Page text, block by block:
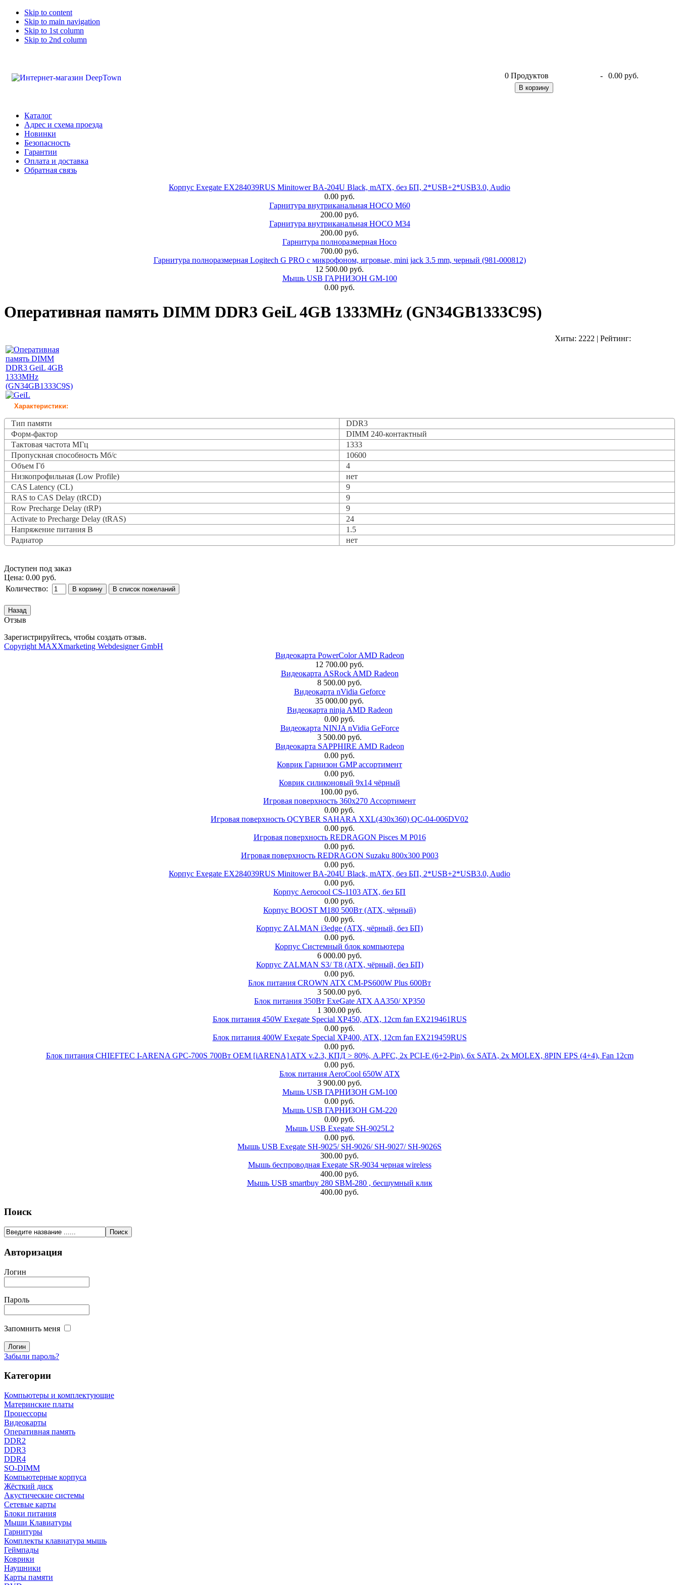
Skip to content
Skip to main navigation
Skip to 1st column
Skip to 2nd column
0 Продуктов - 0.00 руб.
В корзину
Каталог
Адрес и схема проезда
Новинки
Безопасность
Гарантии
Оплата и доставка
Обратная связь
Корпус Exegate EX284039RUS Minitower BA-204U Black, mATX, без БП, 2*USB+2*USB3.0, Audio
0.00 руб.
Гарнитура внутриканальная HOCO M60
200.00 руб.
Гарнитура внутриканальная HOCO M34
200.00 руб.
Гарнитура полноразмерная Hoco
700.00 руб.
Гарнитура полноразмерная Logitech G PRO с микрофоном, игровые, mini jack 3.5 mm, черный (981-000812)
12 500.00 руб.
Мышь USB ГАРНИЗОН GM-100
0.00 руб.
Оперативная память DIMM DDR3 GeiL 4GB 1333MHz (GN34GB1333C9S)
Хиты: 2222 | Рейтинг:
Характеристики:
Тип памяти
DDR3
Форм-фактор
DIMM 240-контактный
Тактовая частота МГц
1333
Пропускная способность Мб/с
10600
Объем Гб
4
Низкопрофильная (Low Profile)
нет
CAS Latency (CL)
9
RAS to CAS Delay (tRCD)
9
Row Precharge Delay (tRP)
9
Activate to Precharge Delay (tRAS)
24
Напряжение питания В
1.5
Радиатор
нет
Доступен под заказ
Цена: 0.00 руб.
Количество:
Отзыв
Зарегистрируйтесь, чтобы создать отзыв.
Copyright MAXXmarketing Webdesigner GmbH
Видеокарта PowerColor AMD Radeon
12 700.00 руб.
Видеокарта ASRock AMD Radeon
8 500.00 руб.
Видеокарта nVidia Geforce
35 000.00 руб.
Видеокарта ninja AMD Radeon
0.00 руб.
Видеокарта NINJA nVidia GeForce
3 500.00 руб.
Видеокарта SAPPHIRE AMD Radeon
0.00 руб.
Коврик Гарнизон GMP ассортимент
0.00 руб.
Коврик силиконовый 9х14 чёрный
100.00 руб.
Игровая поверхность 360x270 Ассортимент
0.00 руб.
Игровая поверхность QCYBER SAHARA XXL(430x360) QC-04-006DV02
0.00 руб.
Игровая поверхность REDRAGON Pisces M P016
0.00 руб.
Игровая поверхность REDRAGON Suzaku 800x300 P003
0.00 руб.
Корпус Exegate EX284039RUS Minitower BA-204U Black, mATX, без БП, 2*USB+2*USB3.0, Audio
0.00 руб.
Корпус Aerocool CS-1103 ATX, без БП
0.00 руб.
Корпус BOOST M180 500Вт (ATX, чёрный)
0.00 руб.
Корпус ZALMAN i3edge (ATX, чёрный, без БП)
0.00 руб.
Корпус Системный блок компьютера
6 000.00 руб.
Корпус ZALMAN S3/ T8 (ATX, чёрный, без БП)
0.00 руб.
Блок питания CROWN ATX CM-PS600W Plus 600Вт
3 500.00 руб.
Блок питания 350Вт ExeGate ATX AA350/ XP350
1 300.00 руб.
Блок питания 450W Exegate Special XP450, ATX, 12cm fan EX219461RUS
0.00 руб.
Блок питания 400W Exegate Special XP400, ATX, 12cm fan EX219459RUS
0.00 руб.
Блок питания CHIEFTEC I-ARENA GPC-700S 700Вт OEM [iARENA] ATX v.2.3, КПД > 80%, A.PFC, 2x PCI-E (6+2-Pin), 6x SATA, 2x MOLEX, 8PIN EPS (4+4), Fan 12cm
0.00 руб.
Блок питания AeroCool 650W ATX
3 900.00 руб.
Мышь USB ГАРНИЗОН GM-100
0.00 руб.
Мышь USB ГАРНИЗОН GM-220
0.00 руб.
Мышь USB Exegate SH-9025L2
0.00 руб.
Мышь USB Exegate SH-9025/ SH-9026/ SH-9027/ SH-9026S
300.00 руб.
Мышь беспроводная Exegate SR-9034 черная wireless
400.00 руб.
Мышь USB smartbuy 280 SBM-280 , бесшумный клик
400.00 руб.
Поиск
Авторизация
Логин
Пароль
Запомнить меня
Забыли пароль?
Категории
Компьютеры и комплектующие
Материнские платы
Процессоры
Видеокарты
Оперативная память
DDR2
DDR3
DDR4
SO-DIMM
Компьютерные корпуса
Жёсткий диск
Акустические системы
Сетевые карты
Блоки питания
Мыши Клавиатуры
Гарнитуры
Комплекты клавиатура мышь
Геймпады
Коврики
Наушники
Карты памяти